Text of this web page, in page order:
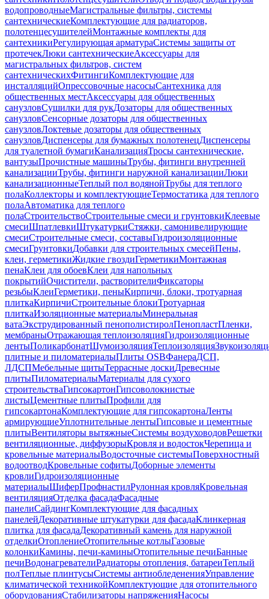
водопроводныеМагистральные фильтры, системы
сантехническиеКомплектующие для радиаторов,
полотенцесушителейМонтажные комплекты для
сантехникиРегулирующая арматураСистемы защиты от
протечекЛюки сантехническиеАксессуары для
магистральных фильтров, систем
сантехническихФитингиКомплектующие для
инсталляцийОпрессовочные насосыСантехника для
общественных местАксессуары для общественных
санузловСушилки для рукДозаторы для общественных
санузловСенсорные дозаторы для общественных
санузловЛоктевые дозаторы для общественных
санузловДиспенсеры для бумажных полотенецДиспенсеры
для туалетной бумагиКанализацияТросы сантехнические,
вантузыПрочистные машиныТрубы, фитинги внутренней
канализацииТрубы, фитинги наружной канализацииЛюки
канализационныеТеплый пол водянойТрубы для теплого
полаКоллекторы и комплектующиеТермостатика для теплого
полаАвтоматика для теплого
полаСтроительствоСтроительные смеси и грунтовкиКлеевые
смесиШпатлевкиШтукатуркиСтяжки, самонивелирующие
смесиСтроительные смеси, составыГидроизоляционные
смесиГрунтовкиДобавки для строительных смесейПены,
клеи, герметикиЖидкие гвоздиГерметикиМонтажная
пенаКлеи для обоевКлеи для напольных
покрытийОчистители, растворителиФиксаторы
резьбыКлеиГерметики, пеныКирпичи, блоки, тротуарная
плиткаКирпичиСтроительные блокиТротуарная
плиткаИзоляционные материалыМинеральная
ватаЭкструдированный пенополистиролПенопластПленки,
мембраныОтражающая теплоизоляцияГидроизоляционные
лентыПоликарбонатШумоизоляцияТеплоизоляция
плитные и пиломатериалыПлиты OSBФанераДСП,
ЛДСПМебельные щитыТеррасные доскиДревесные
плитыПиломатериалыМатериалы для сухого
строительстваГипсокартонГипсоволокнистые
листыЦементные плитыПрофили для
гипсокартонаКомплектующие для гипсокартонаЛенты
армирующиеУплотнительные лентыГипсовые и цементные
плитыВентиляторы вытяжныеСистемы воздуховодовРешетки
вентиляционные, диффузорыКровля и водостокЧерепица и
кровельные материалыВодосточные системыПоверхностный
водоотводКровельные софитыДоборные элементы
кровлиГидроизоляционные
материалыШиферПрофнастилРулонная кровляКровельная
вентиляцияОтделка фасадаФасадные
панелиСайдингКомплектующие для фасадных
панелейДекоративные штукатурки для фасадаКлинкерная
плитка для фасадаДекоративный камень для наружной
отделкиОтоплениеОтопительные котлыГазовые
колонкиКамины, печи-каминыОтопительные печиБанные
печиВодонагревателиРадиаторы отопления, батареиТеплый
полТеплые плинтусыСистемы антиобледененияУправление
климатической техникойКомплектующие для отопительного
оборудованияСтабилизаторы напряженияНасосы